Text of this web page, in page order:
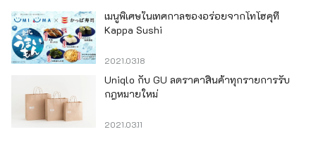
เมนูพิเศษในเทศกาลของอร่อยจากโทโฮคุที่
Kappa Sushi
2021.03.18
Uniqlo กับ GU ลดราคาสินค้าทุกรายการรับ
กฎหมายใหม่
2021.03.11